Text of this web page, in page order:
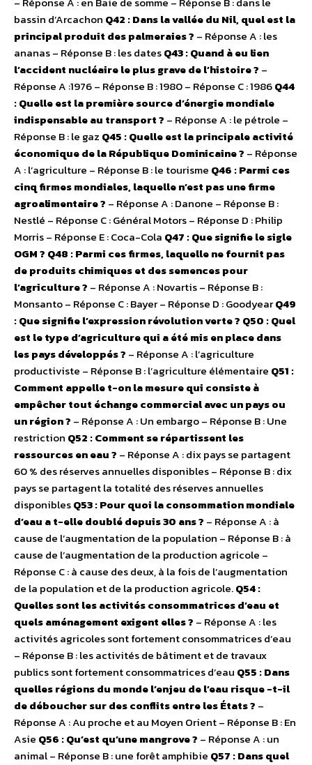
bassin d’Arcachon Q42 : Dans la vallée du Nil, quel est la
principal produit des palmeraies ? – Réponse A : les
ananas – Réponse B : les datesQ43 : Quand à eu lien
l’accident nucléaire le plus grave de l’histoire ? –
Réponse A :1976 – Réponse B : 1980 – Réponse C : 1986Q44
: Quelle est la première source d’énergie mondiale
indispensable au transport ? – Réponse A : le pétrole –
Réponse B : le gaz Q45 : Quelle est la principale activité
économique de la République Dominicaine ? – Réponse
A : l’agriculture – Réponse B : le tourisme Q46 : Parmi ces
cinq firmes mondiales, laquelle n’est pas une firme
agroalimentaire ? – Réponse A : Danone – Réponse B :
Nestlé – Réponse C : Général Motors – Réponse D : Philip
Morris – Réponse E : Coca-Cola Q47 : Que signifie le sigle
OGM ? Q48 : Parmi ces firmes, laquelle ne fournit pas
de produits chimiques et des semences pour
l’agriculture ? – Réponse A : Novartis – Réponse B :
Monsanto – Réponse C : Bayer – Réponse D : GoodyearQ49
: Que signifie l’expression révolution verte ? Q50 : Quel
est le type d’agriculture qui a été mis en place dans
les pays développés ? – Réponse A : l’agriculture
productiviste – Réponse B : l’agriculture élémentaire Q51 :
Comment appelle t-on la mesure qui consiste à
empêcher tout échange commercial avec un pays ou
un région ? – Réponse A : Un embargo – Réponse B : Une
restriction Q52 : Comment se répartissent les
ressources en eau ? – Réponse A : dix pays se partagent
60 % des réserves annuelles disponibles – Réponse B : dix
pays se partagent la totalité des réserves annuelles
disponiblesQ53 : Pour quoi la consommation mondiale
d’eau a t-elle doublé depuis 30 ans ? – Réponse A : à
cause de l’augmentation de la population – Réponse B : à
cause de l’augmentation de la production agricole –
Réponse C : à cause des deux, à la fois de l’augmentation
de la population et de la production agricole.Q54 :
Quelles sont les activités consommatrices d’eau et
quels aménagement exigent elles ? – Réponse A : les
activités agricoles sont fortement consommatrices d’eau
– Réponse B : les activités de bâtiment et de travaux
publics sont fortement consommatrices d’eau Q55 : Dans
quelles régions du monde l’enjeu de l’eau risque -t-il
de déboucher sur des conflits entre les États ? –
Réponse A : Au proche et au Moyen Orient – Réponse B : En
Asie Q56 : Qu’est qu’une mangrove ? – Réponse A : un
animal – Réponse B : une forêt amphibie Q57 : Dans quel